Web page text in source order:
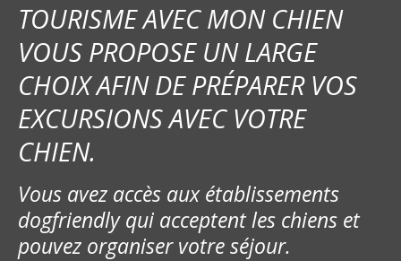
TOURISME AVEC MON CHIEN
VOUS PROPOSE UN LARGE
CHOIX AFIN DE PRÉPARER VOS
EXCURSIONS AVEC VOTRE
CHIEN.
Vous avez accès aux établissements
dogfriendly qui acceptent les chiens et
pouvez organiser votre séjour.